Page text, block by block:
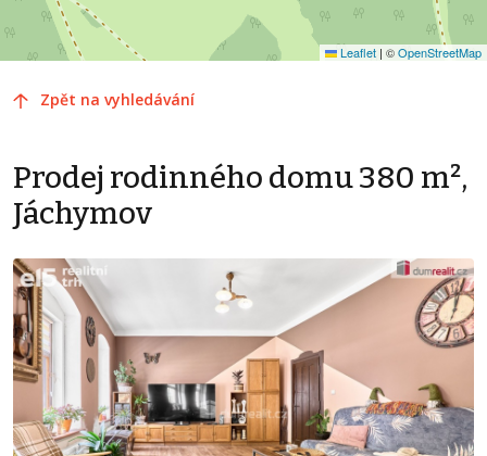
Leaflet | ©OpenStreetMap
Zpět na vyhledávání
Prodej rodinného domu 380 m²,
Jáchymov